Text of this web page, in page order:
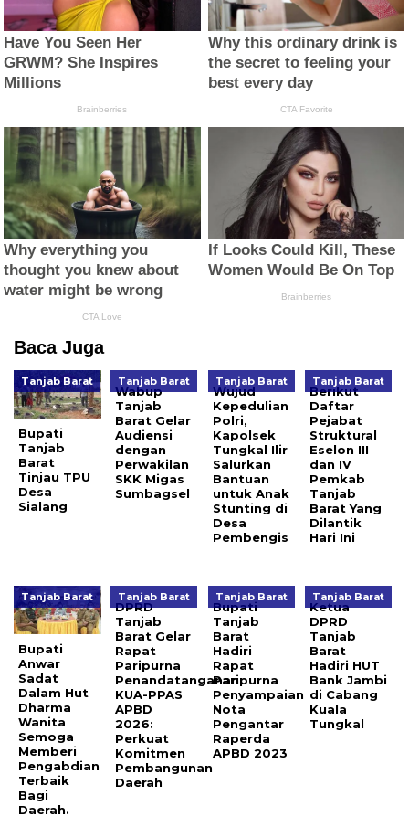
Baca Juga
Tanjab Barat
Bupati
Tanjab
Barat
Tinjau TPU
Desa
Sialang
Tanjab Barat
Wabup
Tanjab
Barat Gelar
Audiensi
dengan
Perwakilan
SKK Migas
Sumbagsel
Tanjab Barat
Wujud
Kepedulian
Polri,
Kapolsek
Tungkal Ilir
Salurkan
Bantuan
untuk Anak
Stunting di
Desa
Pembengis
Tanjab Barat
Berikut
Daftar
Pejabat
Struktural
Eselon III
dan IV
Pemkab
Tanjab
Barat Yang
Dilantik
Hari Ini
Tanjab Barat
Bupati
Anwar
Sadat
Dalam Hut
Dharma
Wanita
Semoga
Memberi
Pengabdian
Terbaik
Bagi
Daerah.
Tanjab Barat
DPRD
Tanjab
Barat Gelar
Rapat
Paripurna
Penandatanganan
KUA-PPAS
APBD
2026:
Perkuat
Komitmen
Pembangunan
Daerah
Tanjab Barat
Bupati
Tanjab
Barat
Hadiri
Rapat
Paripurna
Penyampaian
Nota
Pengantar
Raperda
APBD 2023
Tanjab Barat
Ketua
DPRD
Tanjab
Barat
Hadiri HUT
Bank Jambi
di Cabang
Kuala
Tungkal